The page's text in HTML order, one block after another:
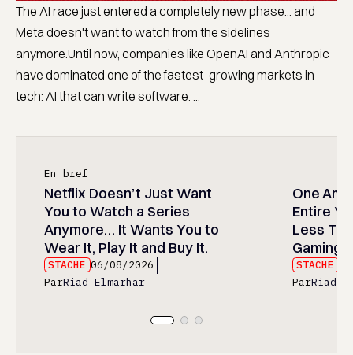
The AI race just entered a completely new phase... and
Meta doesn't want to watch from the sidelines
anymore.Until now, companies like OpenAI and Anthropic
have dominated one of the fastest-growing markets in
tech: AI that can write software. ...
En bref
Netflix Doesn’t Just Want
You to Watch a Series
Anymore… It Wants You to
Wear It, Play It and Buy It.
STACHE 06/08/2026
ParRiad Elmarhar
One
Entire
Less
Gaming
STACHE
ParRiad